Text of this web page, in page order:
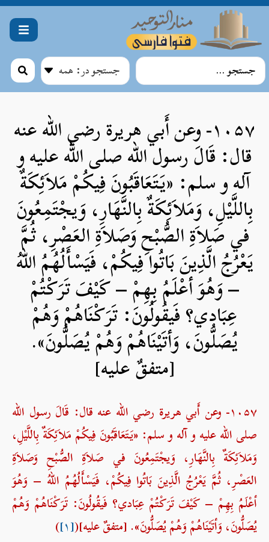
۱۰۵۷- وعن أَبي هريرة رضي الله عنه
قال: قَالَ رسول الله صلی الله علیه و
آله و سلم: «يَتَعَاقَبُونَ فِيكُمْ مَلاَئِكَةٌ
بِاللَّيْلِ، وَمَلاَئِكَةٌ بِالنَّهَارِ، وَيجْتَمِعُونَ
في صَلاَةِ الصُّبْحِ وَصَلاَةِ العَصْرِ، ثُمَّ
يَعْرُجُ الَّذِينَ بَاتُوا فِيكُمْ، فَيَسْأَلُهُمُ اللهُ
– وَهُوَ أعْلَمُ بِهِمْ – كَيْفَ تَرَكْتُمْ
عِبَادي؟ فَيقُولُونَ: تَرَكْنَاهُمْ وَهُمْ
يُصَلُّونَ، وَأتَيْنَاهُمْ وَهُمْ يُصَلُّونَ».
[متفقٌ عليه]
۱۰۵۷- وعن أَبي هريرة رضي الله عنه قال: قَالَ رسول الله
صلی الله علیه و آله و سلم: «يَتَعَاقَبُونَ فِيكُمْ مَلاَئِكَةٌ بِاللَّيْلِ،
وَمَلاَئِكَةٌ بِالنَّهَارِ، وَيجْتَمِعُونَ في صَلاَةِ الصُّبْحِ وَصَلاَةِ
العَصْرِ، ثُمَّ يَعْرُجُ الَّذِينَ بَاتُوا فِيكُمْ، فَيَسْأَلُهُمُ اللهُ – وَهُوَ
أعْلَمُ بِهِمْ – كَيْفَ تَرَكْتُمْ عِبَادي؟ فَيقُولُونَ: تَرَكْنَاهُمْ وَهُمْ
يُصَلُّونَ، وَأتَيْنَاهُمْ وَهُمْ يُصَلُّونَ». [متفقٌ عليه]([۱] )